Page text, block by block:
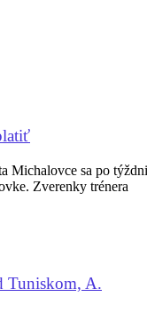
Michalovce sa po týždni
Zverenky trénera
Tuniskom, A.